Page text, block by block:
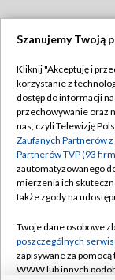
Abonament
Emisja w TVP
Centrum
Naziemna
Rada
System NOS
Szanujemy Twoją
Kliknij "Akceptuję i
korzystanie z
dostęp do informacji
przechowywanie oraz
nas, czyli Telewizję
Zaufanych Partnerów
Partnerów TVP (93
zautomatyzowanego
mierzenia ich
także zgody na
Twoje dane osobowe
poszczególnych
zapisywane za
WWW lub innych